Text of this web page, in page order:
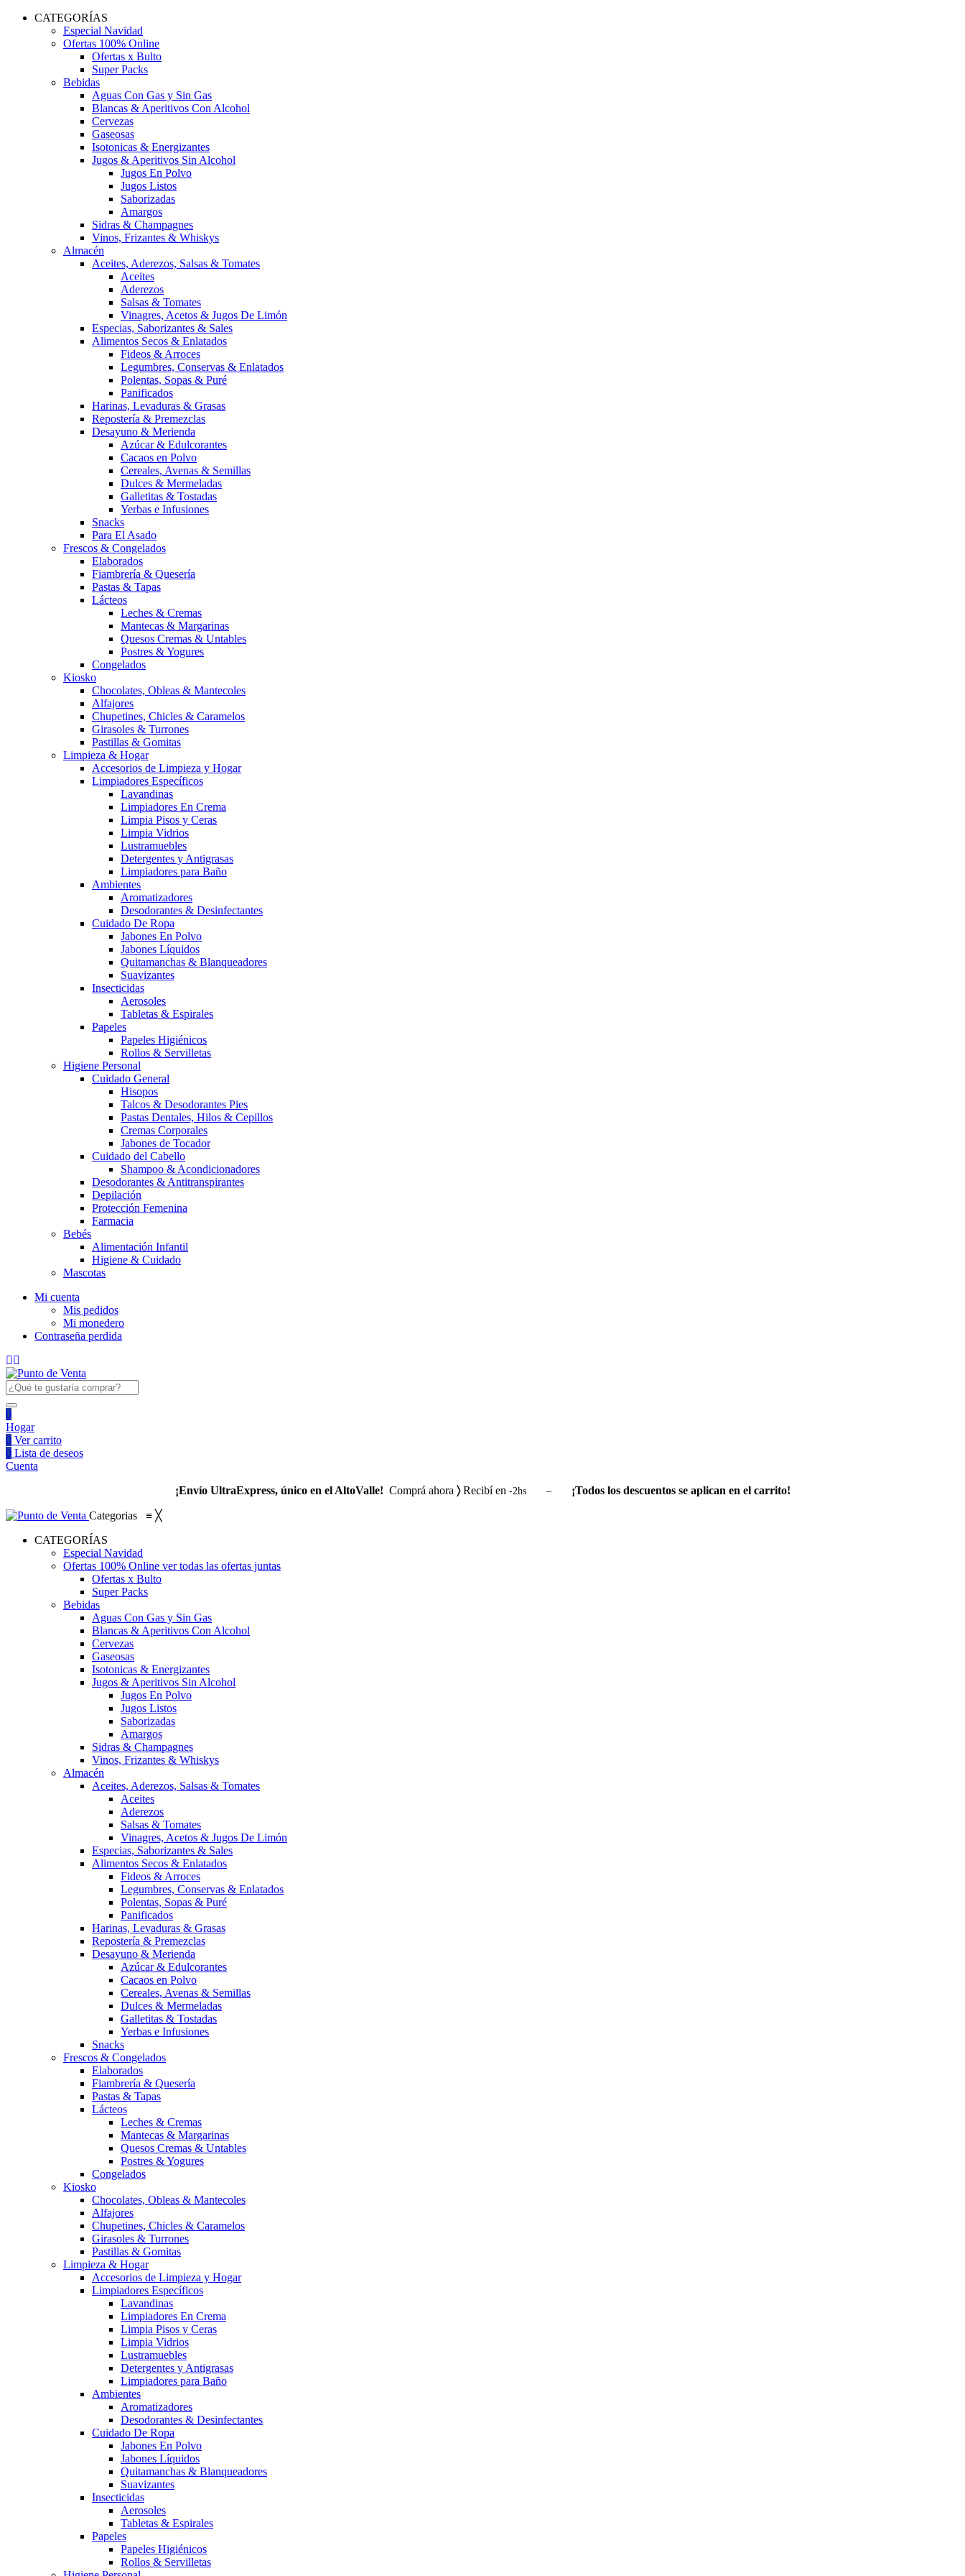
CATEGORÍAS
Especial Navidad
Ofertas 100% Online
Ofertas x Bulto
Super Packs
Bebidas
Aguas Con Gas y Sin Gas
Blancas & Aperitivos Con Alcohol
Cervezas
Gaseosas
Isotonicas & Energizantes
Jugos & Aperitivos Sin Alcohol
Jugos En Polvo
Jugos Listos
Saborizadas
Amargos
Sidras & Champagnes
Vinos, Frizantes & Whiskys
Almacén
Aceites, Aderezos, Salsas & Tomates
Aceites
Aderezos
Salsas & Tomates
Vinagres, Acetos & Jugos De Limón
Especias, Saborizantes & Sales
Alimentos Secos & Enlatados
Fideos & Arroces
Legumbres, Conservas & Enlatados
Polentas, Sopas & Puré
Panificados
Harinas, Levaduras & Grasas
Repostería & Premezclas
Desayuno & Merienda
Azúcar & Edulcorantes
Cacaos en Polvo
Cereales, Avenas & Semillas
Dulces & Mermeladas
Galletitas & Tostadas
Yerbas e Infusiones
Snacks
Para El Asado
Frescos & Congelados
Elaborados
Fiambrería & Quesería
Pastas & Tapas
Lácteos
Leches & Cremas
Mantecas & Margarinas
Quesos Cremas & Untables
Postres & Yogures
Congelados
Kiosko
Chocolates, Obleas & Mantecoles
Alfajores
Chupetines, Chicles & Caramelos
Girasoles & Turrones
Pastillas & Gomitas
Limpieza & Hogar
Accesorios de Limpieza y Hogar
Limpiadores Específicos
Lavandinas
Limpiadores En Crema
Limpia Pisos y Ceras
Limpia Vidrios
Lustramuebles
Detergentes y Antigrasas
Limpiadores para Baño
Ambientes
Aromatizadores
Desodorantes & Desinfectantes
Cuidado De Ropa
Jabones En Polvo
Jabones Líquidos
Quitamanchas & Blanqueadores
Suavizantes
Insecticidas
Aerosoles
Tabletas & Espirales
Papeles
Papeles Higiénicos
Rollos & Servilletas
Higiene Personal
Cuidado General
Hisopos
Talcos & Desodorantes Pies
Pastas Dentales, Hilos & Cepillos
Cremas Corporales
Jabones de Tocador
Cuidado del Cabello
Shampoo & Acondicionadores
Desodorantes & Antitranspirantes
Depilación
Protección Femenina
Farmacia
Bebés
Alimentación Infantil
Higiene & Cuidado
Mascotas
Mi cuenta
Mis pedidos
Mi monedero
Contraseña perdida
0
Hogar
0 Ver carrito
0 Lista de deseos
Cuenta
¡Envío UltraExpress, único en el AltoValle! Comprá ahora 〉Recibí en -2hs – ¡Todos los descuentos se aplican en el carrito!
Categorias ≡ ╳
CATEGORÍAS
Especial Navidad
Ofertas 100% Online ver todas las ofertas juntas
Ofertas x Bulto
Super Packs
Bebidas
Aguas Con Gas y Sin Gas
Blancas & Aperitivos Con Alcohol
Cervezas
Gaseosas
Isotonicas & Energizantes
Jugos & Aperitivos Sin Alcohol
Jugos En Polvo
Jugos Listos
Saborizadas
Amargos
Sidras & Champagnes
Vinos, Frizantes & Whiskys
Almacén
Aceites, Aderezos, Salsas & Tomates
Aceites
Aderezos
Salsas & Tomates
Vinagres, Acetos & Jugos De Limón
Especias, Saborizantes & Sales
Alimentos Secos & Enlatados
Fideos & Arroces
Legumbres, Conservas & Enlatados
Polentas, Sopas & Puré
Panificados
Harinas, Levaduras & Grasas
Repostería & Premezclas
Desayuno & Merienda
Azúcar & Edulcorantes
Cacaos en Polvo
Cereales, Avenas & Semillas
Dulces & Mermeladas
Galletitas & Tostadas
Yerbas e Infusiones
Snacks
Frescos & Congelados
Elaborados
Fiambrería & Quesería
Pastas & Tapas
Lácteos
Leches & Cremas
Mantecas & Margarinas
Quesos Cremas & Untables
Postres & Yogures
Congelados
Kiosko
Chocolates, Obleas & Mantecoles
Alfajores
Chupetines, Chicles & Caramelos
Girasoles & Turrones
Pastillas & Gomitas
Limpieza & Hogar
Accesorios de Limpieza y Hogar
Limpiadores Específicos
Lavandinas
Limpiadores En Crema
Limpia Pisos y Ceras
Limpia Vidrios
Lustramuebles
Detergentes y Antigrasas
Limpiadores para Baño
Ambientes
Aromatizadores
Desodorantes & Desinfectantes
Cuidado De Ropa
Jabones En Polvo
Jabones Líquidos
Quitamanchas & Blanqueadores
Suavizantes
Insecticidas
Aerosoles
Tabletas & Espirales
Papeles
Papeles Higiénicos
Rollos & Servilletas